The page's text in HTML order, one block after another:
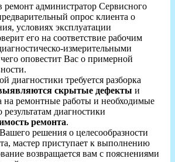
ремонт администратор Сервисного
опрос клиента о
условиях эксплуатации
его на соответствие рабочим
измерительными
оповестит Вас о примерной
диагностики требуется разборка
скрытые дефекты и
на ремонтные работы и необходимые
диагностики
ремонта.
решения о целесообразности
мастер приступает к выполнению
возвращается вам с пояснениями